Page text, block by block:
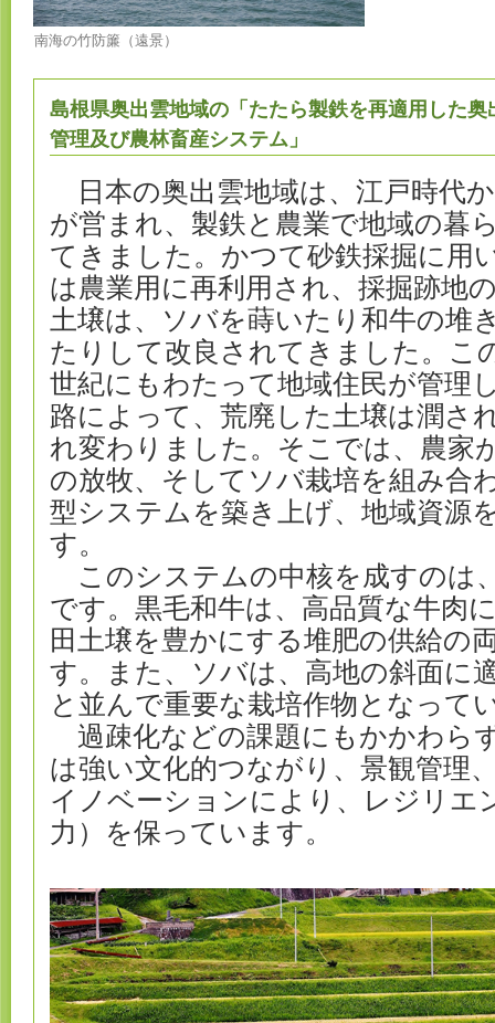
南海の竹防簾（遠景）
島根県奥出雲地域の「たたら製鉄を再適用した
管理及び農林畜産システム」
日本の奥出雲地域は、江戸時代
が営まれ、製鉄と農業で地域の暮
てきました。かつて砂鉄採掘に用
は農業用に再利用され、採掘跡地
土壌は、ソバを蒔いたり和牛の堆
たりして改良されてきました。こ
世紀にもわたって地域住民が管理
路によって、荒廃した土壌は潤さ
れ変わりました。そこでは、農家
の放牧、そしてソバ栽培を組み合
型システムを築き上げ、地域資源
す。
このシステムの中核を成すのは
です。黒毛和牛は、高品質な牛肉
田土壌を豊かにする堆肥の供給の
す。また、ソバは、高地の斜面に
と並んで重要な栽培作物となって
過疎化などの課題にもかかわら
は強い文化的つながり、景観管理
イノベーションにより、レジリエ
力）を保っています。